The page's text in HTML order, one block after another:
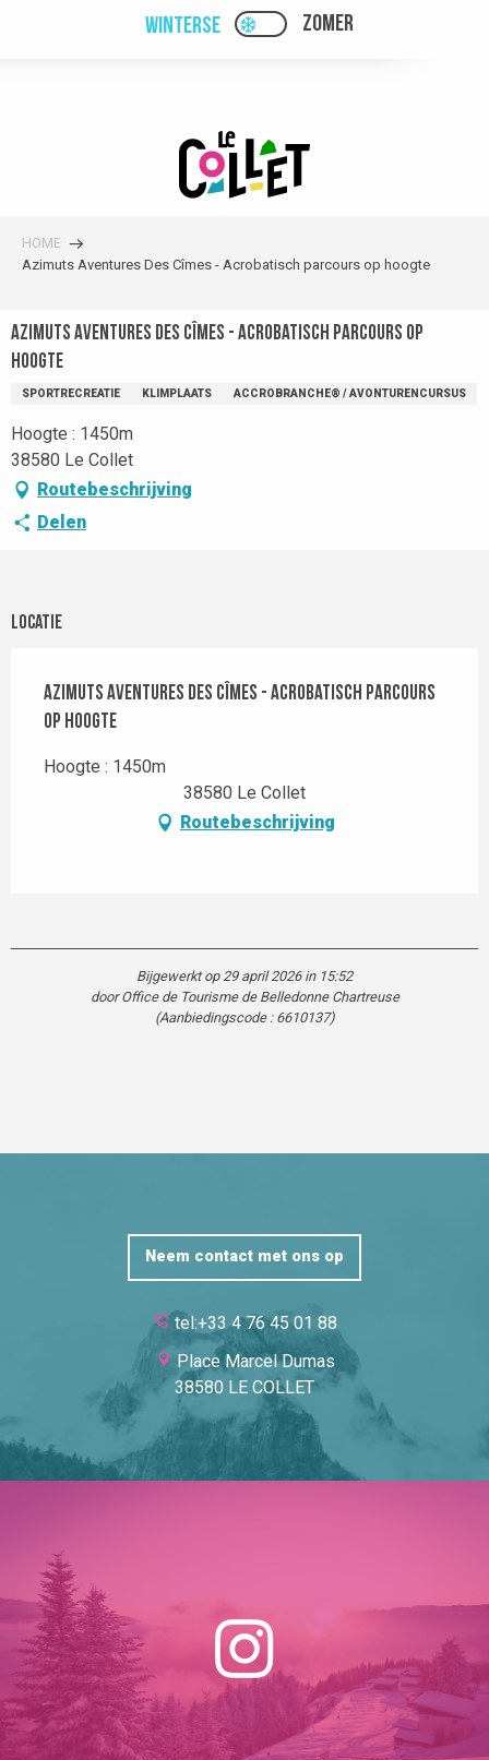
PAGE D’ACCUEIL ACTUELLE HIVER :
WINTERSE PAGE D’ACCUEIL
ZOMER
HOME
Azimuts Aventures Des Cîmes - Acrobatisch parcours op hoogte
Azimuts Aventures Des Cîmes - Acrobatisch parcours op
hoogte
SPORTRECREATIE KLIMPLAATS ACCROBRANCHE® / AVONTURENCURSUS
Hoogte : 1450m
38580 Le Collet
Routebeschrijving
Delen
Locatie
Azimuts Aventures Des Cîmes - Acrobatisch parcours
op hoogte
Hoogte : 1450m
38580 Le Collet
Routebeschrijving
Bijgewerkt op 29 april 2026 in 15:52
door Office de Tourisme de Belledonne Chartreuse
(Aanbiedingscode : 6610137)
Neem contact met ons op
tel:+33 4 76 45 01 88
Place Marcel Dumas
38580 LE COLLET